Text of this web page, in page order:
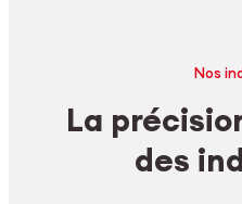
Nos
La
des